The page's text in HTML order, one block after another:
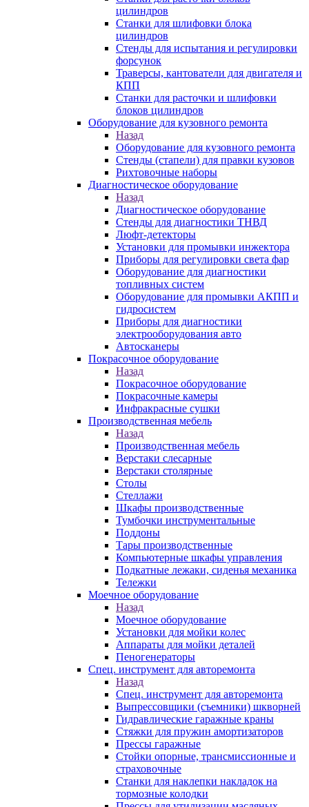
цилиндров
Станки для шлифовки блока
цилиндров
Стенды для испытания и регулировки
форсунок
Траверсы, кантователи для двигателя и
КПП
Станки для расточки и шлифовки
блоков цилиндров
Оборудование для кузовного ремонта
Назад
Оборудование для кузовного ремонта
Стенды (стапели) для правки кузовов
Рихтовочные наборы
Диагностическое оборудование
Назад
Диагностическое оборудование
Стенды для диагностики ТНВД
Люфт-детекторы
Установки для промывки инжектора
Приборы для регулировки света фар
Оборудование для диагностики
топливных систем
Оборудование для промывки АКПП и
гидросистем
Приборы для диагностики
электрооборудования авто
Автосканеры
Покрасочное оборудование
Назад
Покрасочное оборудование
Покрасочные камеры
Инфракрасные сушки
Производственная мебель
Назад
Производственная мебель
Верстаки слесарные
Верстаки столярные
Столы
Стеллажи
Шкафы производственные
Тумбочки инструментальные
Поддоны
Тары производственные
Компьютерные шкафы управления
Подкатные лежаки, сиденья механика
Тележки
Моечное оборудование
Назад
Моечное оборудование
Установки для мойки колес
Аппараты для мойки деталей
Пеногенераторы
Спец. инструмент для авторемонта
Назад
Спец. инструмент для авторемонта
Выпрессовщики (съемники) шкворней
Гидравлические гаражные краны
Стяжки для пружин амортизаторов
Прессы гаражные
Стойки опорные, трансмиссионные и
страховочные
Станки для наклепки накладок на
тормозные колодки